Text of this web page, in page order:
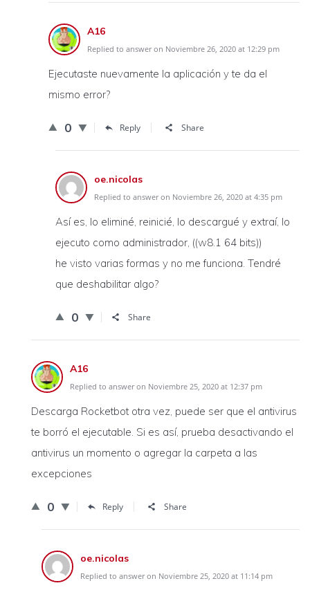
A16
Replied to answer on Noviembre 26, 2020 at 12:29 pm
Ejecutaste nuevamente la aplicación y te da el
mismo error?
0 Reply Share
oe.nicolas
Replied to answer on Noviembre 26, 2020 at 4:35 pm
Así es, lo eliminé, reinicié, lo descargué y extraí, lo
ejecuto como administrador, ((w8.1 64 bits))
he visto varias formas y no me funciona. Tendré
que deshabilitar algo?
0 Share
A16
Replied to answer on Noviembre 25, 2020 at 12:37 pm
Descarga Rocketbot otra vez, puede ser que el antivirus
te borró el ejecutable. Si es así, prueba desactivando el
antivirus un momento o agregar la carpeta a las
excepciones
0 Reply Share
oe.nicolas
Replied to answer on Noviembre 25, 2020 at 11:14 pm